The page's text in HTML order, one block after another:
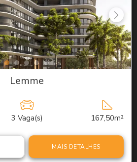
Lemme
3 Vaga(s) 167,50m²
MAIS DETALHES